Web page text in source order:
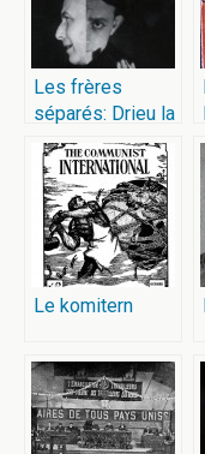
Les frères
séparés: Drieu la
Rochelle, Aragon
et Malraux
Le komitern